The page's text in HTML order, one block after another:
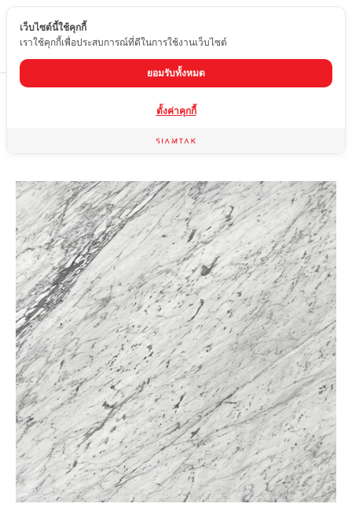
TH
หินอ่อน STATUARIO GIOIA
เว็บไซต์นี้ใช้คุกกี้
เราใช้คุกกี้เพื่อประสบการณ์ที่ดีในการใช้งานเว็บไซต์
ยอมรับทั้งหมด
ตั้งค่าคุกกี้